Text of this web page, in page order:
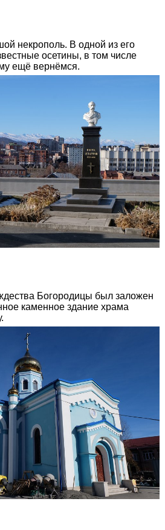
некрополь. В одной из его
осетины, в том числе
ещё вернёмся.
Богородицы был заложен
каменное здание храма